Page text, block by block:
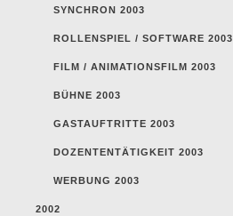
SYNCHRON 2003
ROLLENSPIEL / SOFTWARE 2003
FILM / ANIMATIONSFILM 2003
BÜHNE 2003
GASTAUFTRITTE 2003
DOZENTENTÄTIGKEIT 2003
WERBUNG 2003
2002